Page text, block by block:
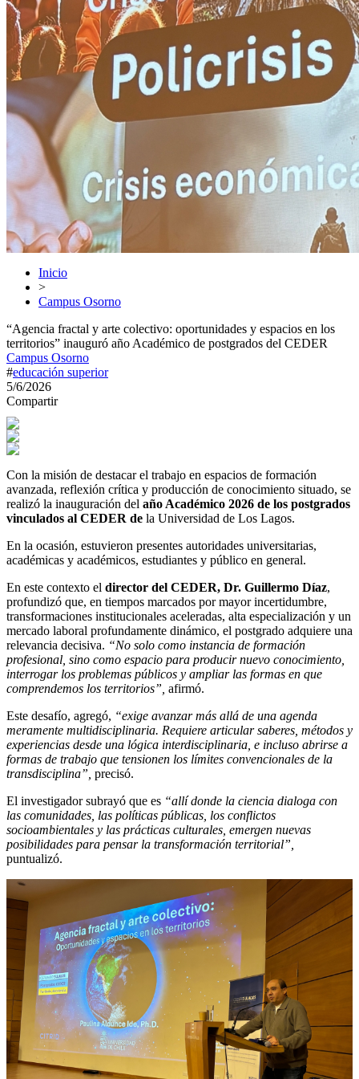
Inicio
>
Campus Osorno
“Agencia fractal y arte colectivo: oportunidades y espacios en los
territorios” inauguró año Académico de postgrados del CEDER
Campus Osorno
#educación superior
5/6/2026
Compartir
Con la misión de destacar el trabajo en espacios de formación
avanzada, reflexión crítica y producción de conocimiento situado, se
realizó la inauguración del año Académico 2026 de los postgrados
vinculados al CEDER de la Universidad de Los Lagos.
En la ocasión, estuvieron presentes autoridades universitarias,
académicas y académicos, estudiantes y público en general.
En este contexto el director del CEDER, Dr. Guillermo Díaz,
profundizó que, en tiempos marcados por mayor incertidumbre,
transformaciones institucionales aceleradas, alta especialización y un
mercado laboral profundamente dinámico, el postgrado adquiere una
relevancia decisiva. “No solo como instancia de formación
profesional, sino como espacio para producir nuevo conocimiento,
interrogar los problemas públicos y ampliar las formas en que
comprendemos los territorios”, afirmó.
Este desafío, agregó, “exige avanzar más allá de una agenda
meramente multidisciplinaria. Requiere articular saberes, métodos y
experiencias desde una lógica interdisciplinaria, e incluso abrirse a
formas de trabajo que tensionen los límites convencionales de la
transdisciplina”, precisó.
El investigador subrayó que es “allí donde la ciencia dialoga con
las comunidades, las políticas públicas, los conflictos
socioambientales y las prácticas culturales, emergen nuevas
posibilidades para pensar la transformación territorial”,
puntualizó.